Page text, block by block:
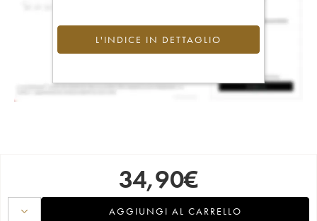
L'INDICE IN DETTAGLIO
34,90€
AGGIUNGI AL CARRELLO